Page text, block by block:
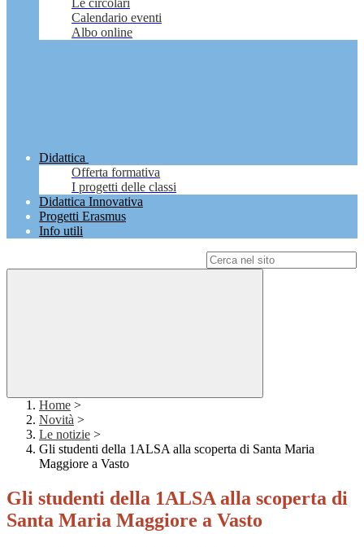
Le circolari
Calendario eventi
Albo online
Didattica
Offerta formativa
I progetti delle classi
Didattica Innovativa
Progetti Erasmus
Info utili
Home >
Novità >
Le notizie >
Gli studenti della 1ALSA alla scoperta di Santa Maria
Maggiore a Vasto
Gli studenti della 1ALSA alla scoperta di
Santa Maria Maggiore a Vasto